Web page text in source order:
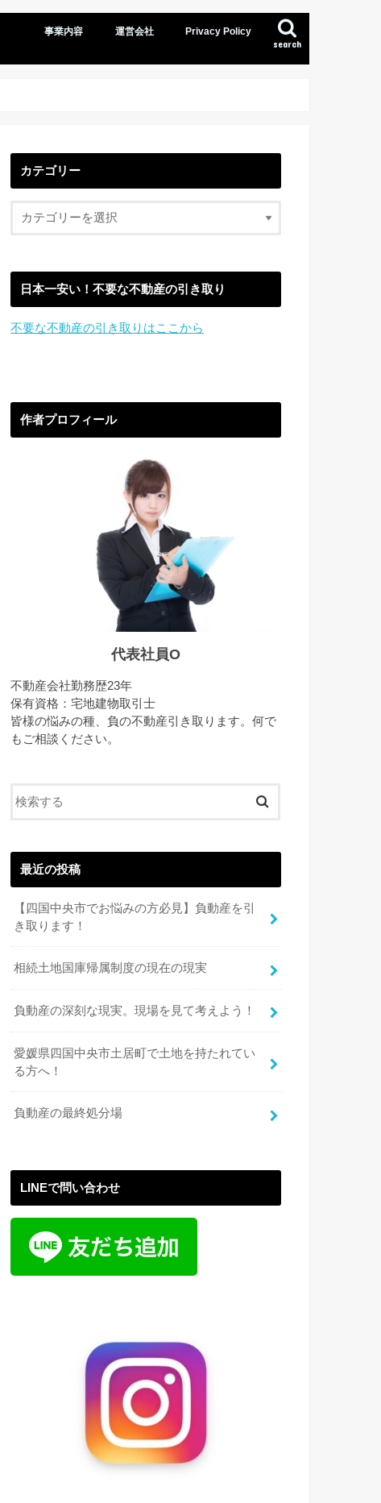
search
事業内容 運営会社 Privacy Policy
カテゴリー
日本一安い！不要な不動産の引き取り
不要な不動産の引き取りはここから
作者プロフィール
代表社員O
不動産会社勤務歴23年
保有資格：宅地建物取引士
皆様の悩みの種、負の不動産引き取ります。何で
もご相談ください。
最近の投稿
【四国中央市でお悩みの方必見】負動産を引
き取ります！
相続土地国庫帰属制度の現在の現実
負動産の深刻な現実。現場を見て考えよう！
愛媛県四国中央市土居町で土地を持たれてい
る方へ！
負動産の最終処分場
LINEで問い合わせ